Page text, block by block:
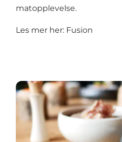
matopplevelse.
Les mer her: Fusion